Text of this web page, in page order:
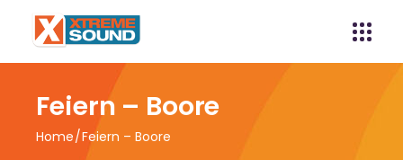
Feiern – Boore
Home Feiern – Boore